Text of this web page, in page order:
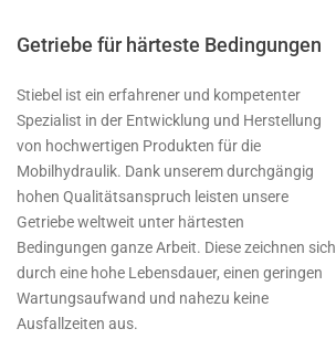
Getriebe für härteste Bedingungen
Stiebel ist ein erfahrener und kompetenter
Spezialist in der Entwicklung und Herstellung
von hochwertigen Produkten für die
Mobilhydraulik. Dank unserem durchgängig
hohen Qualitätsanspruch leisten unsere
Getriebe weltweit unter härtesten
Bedingungen ganze Arbeit. Diese zeichnen sich
durch eine hohe Lebensdauer, einen geringen
Wartungsaufwand und nahezu keine
Ausfallzeiten aus.